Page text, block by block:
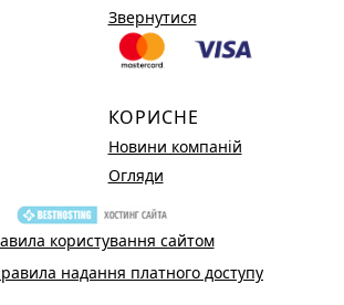
Звернутися
КОРИСНЕ
Новини компаній
Огляди
користування сайтом
надання платного доступу